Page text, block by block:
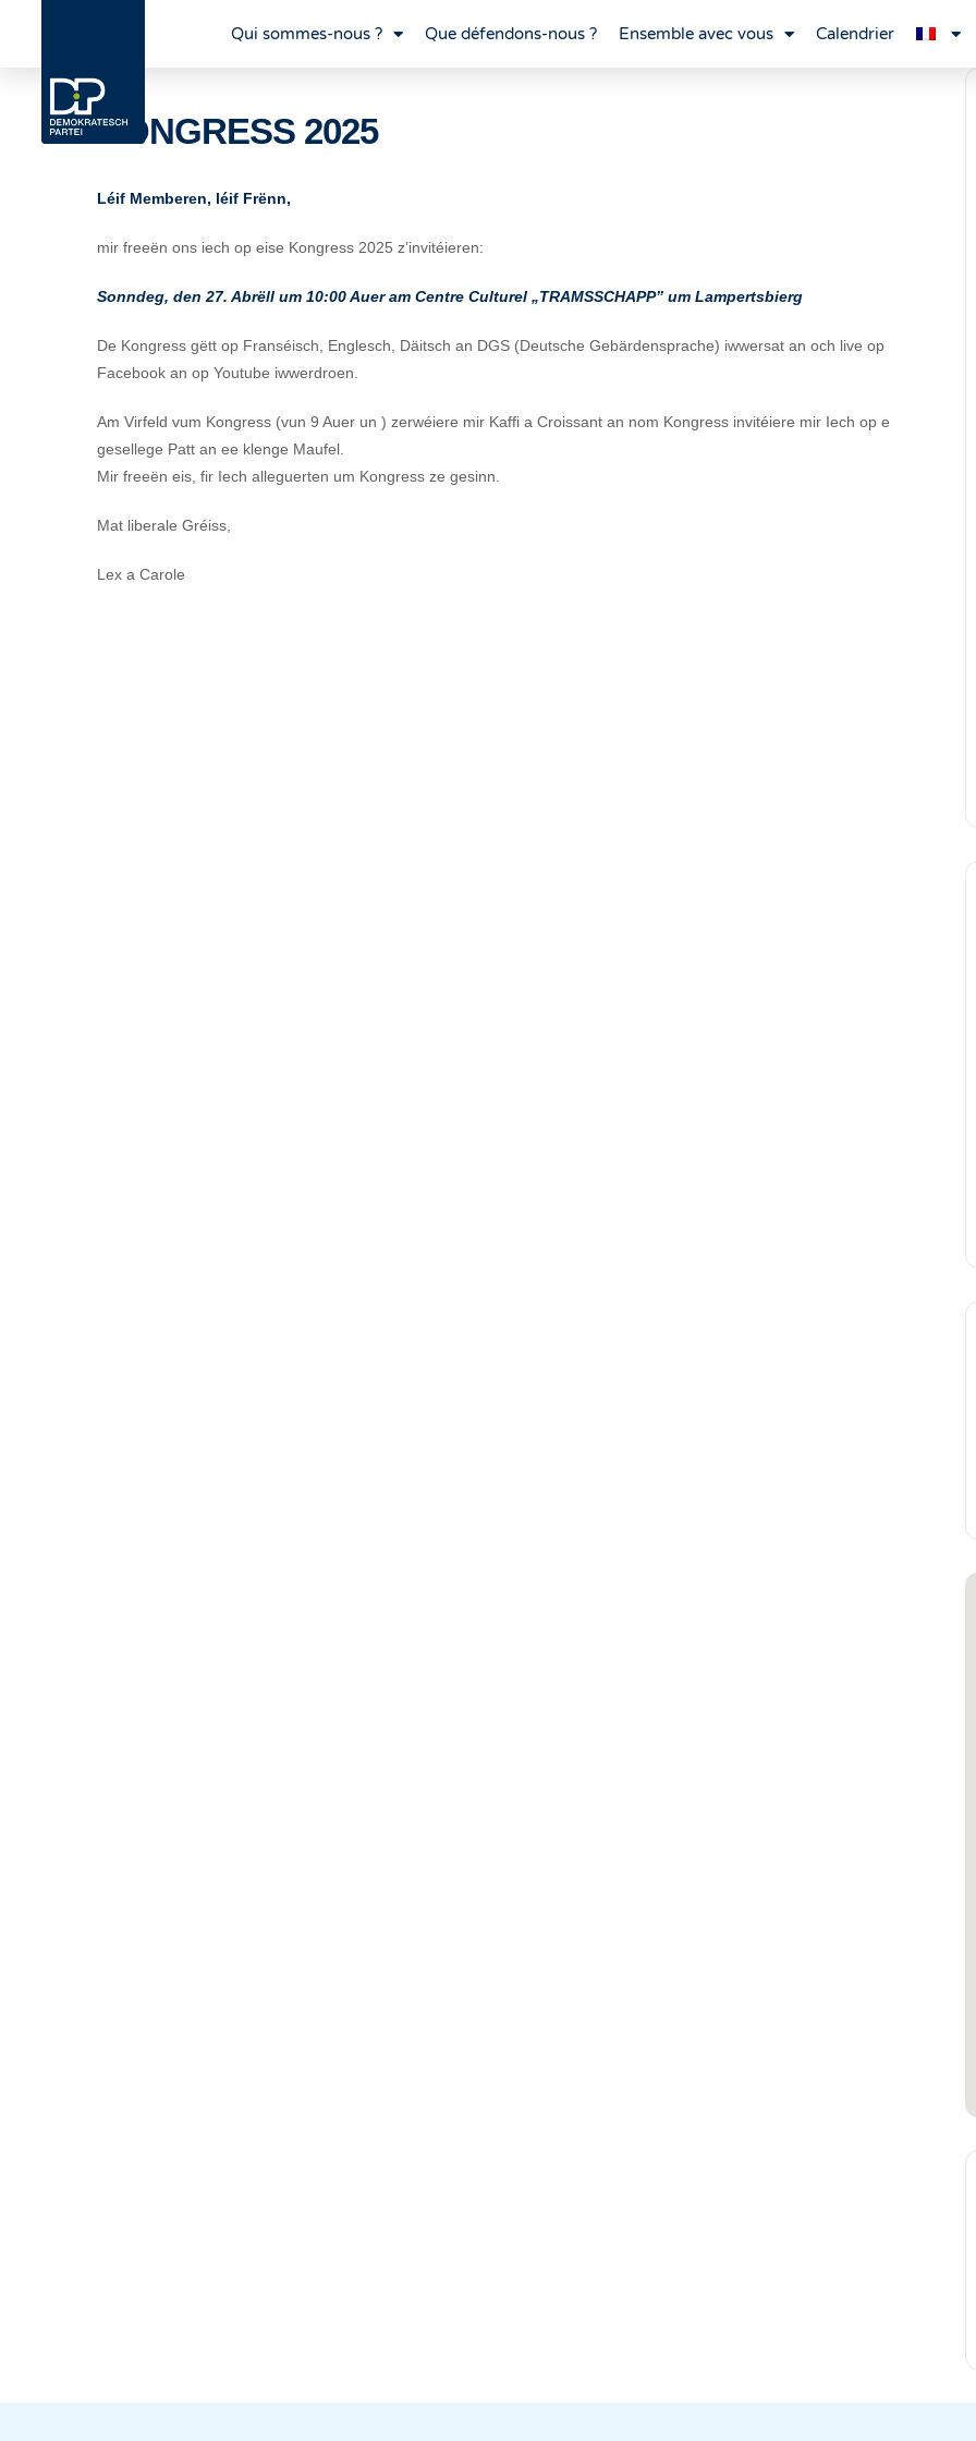
Qui sommes-nous ? Que défendons-nous ? Ensemble avec vous Calendrier
KONGRESS 2025
Léif Memberen, léif Frënn,
mir freeën ons iech op eise Kongress 2025 z’invitéieren:
Sonndeg, den 27. Abrëll um 10:00 Auer am Centre Culturel „TRAMSSCHAPP” um Lampertsbierg
De Kongress gëtt op Franséisch, Englesch, Däitsch an DGS (Deutsche Gebärdensprache) iwwersat an och live op
Facebook an op Youtube iwwerdroen.
Am Virfeld vum Kongress (vun 9 Auer un ) zerwéiere mir Kaffi a Croissant an nom Kongress invitéiere mir Iech op e
gesellege Patt an ee klenge Maufel.
Mir freeën eis, fir Iech alleguerten um Kongress ze gesinn.
Mat liberale Gréiss,
Lex a Carole